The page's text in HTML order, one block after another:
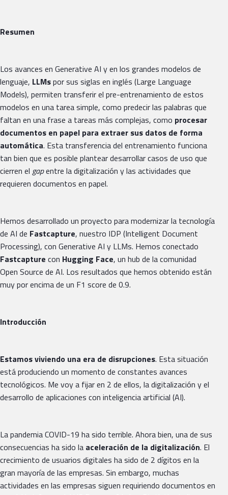
Resumen
Los avances en Generative AI y en los grandes modelos de
lenguaje, LLMspor sus siglas en inglés (Large Language
Models), permiten transferir el pre-entrenamiento de estos
modelos en una tarea simple, como predecir las palabras que
faltan en una frase a tareas más complejas, como procesar
documentos en papel para extraer sus datos de forma
automática. Esta transferencia del entrenamiento funciona
tan bien que es posible plantear desarrollar casos de uso que
cierren el gapentre la digitalización y las actividades que
requieren documentos en papel.
Hemos desarrollado un proyecto para modernizar la tecnología
de AI de Fastcapture, nuestro IDP (Intelligent Document
Processing), con Generative AI y LLMs. Hemos conectado
Fastcapture con Hugging Face, un hub de la comunidad
Open Source de AI. Los resultados que hemos obtenido están
muy por encima de un F1 score de 0.9.
Introducción
Estamos viviendo una era de disrupciones. Esta situación
está produciendo un momento de constantes avances
tecnológicos. Me voy a fijar en 2 de ellos, la digitalización y el
desarrollo de aplicaciones con inteligencia artificial (AI).
La pandemia COVID-19 ha sido terrible. Ahora bien, una de sus
consecuencias ha sido la aceleración de la digitalización. El
crecimiento de usuarios digitales ha sido de 2 dígitos en la
gran mayoría de las empresas. Sin embargo, muchas
actividades en las empresas siguen requiriendo documentos en